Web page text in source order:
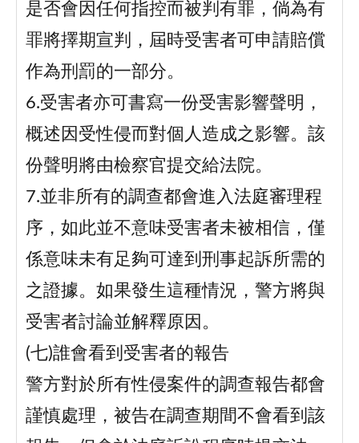
是否會因任何指控而被判有罪，倘為有
罪將擇期宣判，屆時受害者可申請賠償
作為刑罰的一部分。
6.受害者亦可書寫一份受害影響聲明，
概述因受性侵而對個人造成之影響。該
份聲明將由檢察官提交給法院。
7.並非所有的調查都會進入法庭審理程
序，如此並不意味受害者未被相信，僅
係意味未有足夠可達到刑事起訴所需的
之證據。如果發生這種情況，警方將與
受害者討論並解釋原因。
(七)誰會看到受害者的報告
警方對於所有性侵案件的調查報告都會
謹慎處理，被告在調查期間不會看到該